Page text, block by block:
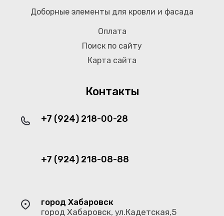
Доборные элементы для кровли и фасада
Оплата
Поиск по сайту
Карта сайта
Контакты
+7 (924) 218-00-28
+7 (924) 218-08-88
город Хабаровск
город Хабаровск, ул.Кадетская,5